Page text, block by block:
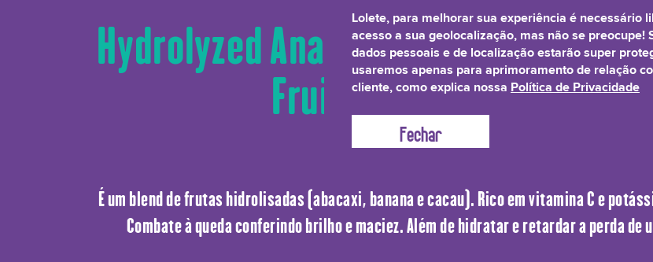
Hydrolyzed Ananas Sativus Fruit
Fruit (and) Hydrolyzed
É um blend de frutas hidrolisadas (abacaxi, banana e cacau). Rico em vitamina C e
Combate à queda conferindo brilho e maciez. Além de hidratar e retardar a perda
Lolete, para melhorar sua experiência é necessário
acesso a sua geolocalização, mas não se preocupe!
dados pessoais e de localização estarão super
usaremos apenas para aprimoramento de relação
cliente, como explica nossa Política de Privacidade